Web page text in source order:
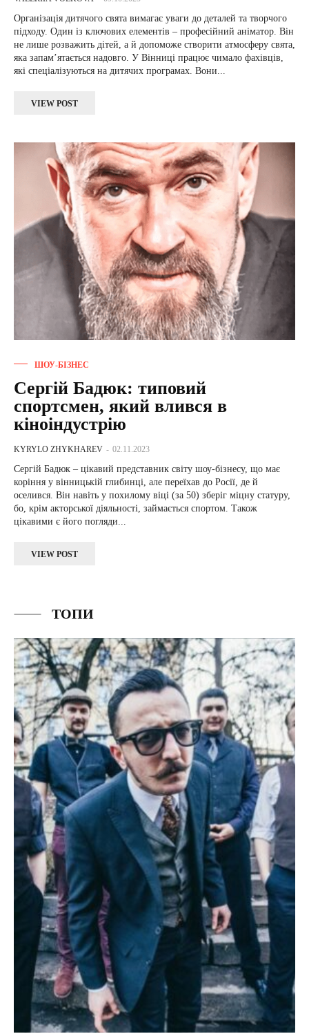
Організація дитячого свята вимагає уваги до деталей та творчого
підходу. Один із ключових елементів – професійний аніматор. Він
не лише розважить дітей, а й допоможе створити атмосферу свята,
яка запам’ятається надовго. У Вінниці працює чимало фахівців,
які спеціалізуються на дитячих програмах. Вони...
VIEW POST
ШОУ-БІЗНЕС
Сергій Бадюк: типовий
спортсмен, який влився в
кіноіндустрію
KYRYLO ZHYKHAREV - 02.11.2023
Сергій Бадюк – цікавий представник світу шоу-бізнесу, що має
коріння у вінницькій глибинці, але переїхав до Росії, де й
оселився. Він навіть у похилому віці (за 50) зберіг міцну статуру,
бо, крім акторської діяльності, займається спортом. Також
цікавими є його погляди...
VIEW POST
ТОПИ